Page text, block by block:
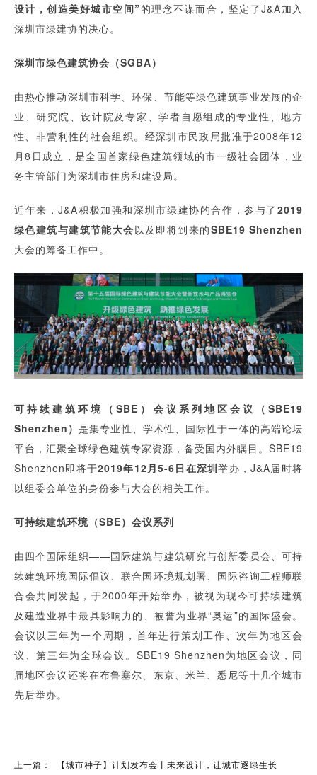
设计，创造美好城市空间”的理念不谋而合，坚定了J&A加入
深圳市绿建协的决心。
深圳市绿色建筑协会（SGBA）
由热心推动深圳市科学、环保、节能等绿色建筑事业发展的企
业、研究院、设计院及专家、学者自愿组成的专业性、地方
性、非营利性的社会组织。经深圳市民政局批准于2008年12
月8日成立，是全国首家绿色建筑领域的市一级社会团体，业
务主管部门为深圳市住房和建设局。
近年来，J&A积极加强和深圳市绿建协的合作，参与了 2019
绿色建筑与建筑节能大会以及即将到来的SBE19 Shenzhen
大会的筹备工作中。
可持续建筑环境（SBE）会议系列地区会议（SBE19
Shenzhen）是集专业性、学术性、国际性于一体的高端论坛
平台，汇聚全球绿色建筑专家资源，备受国内外瞩目。SBE19
Shenzhen即将于2019年12月5-6日在深圳举办，J&A届时将
以组委会单位的身份参与大会的相关工作。
可持续建筑环境（SBE）会议系列
由四个国际组织——国际建筑与建筑研究与创新委员会、可持
续建筑环境国际倡议、联合国环境规划署、国际咨询工程师联
合会共同发起，于2000年开始举办，被视为现今可持续建筑
及建造业界中最具影响力的、被誉为业界“奥运”的国际盛会。
会议以三年为一个周期，首年进行策划工作、次年为地区会
议、第三年为全球会议。SBE19 Shenzhen为地区会议，同
届地区会议还将在布鲁塞尔、东京、米兰、悉尼等十几个城市
先后举办。
上一篇：
【城市种子】计划发布会丨未来设计，让城市逐绿生长